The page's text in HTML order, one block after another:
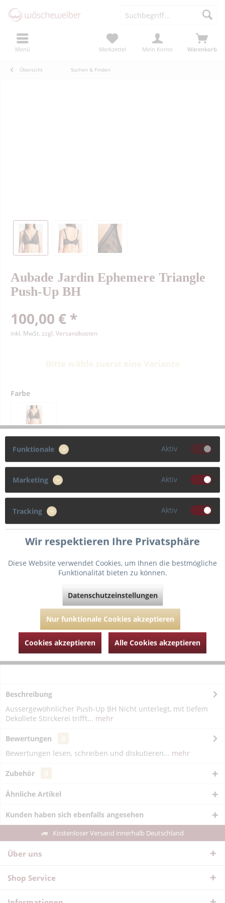
Menü Warenkorb
Merkzettel Mein Konto
Übersicht Suchen & Finden
Aubade Jardin Ephemere Triangle
Push-Up BH
100,00 € *
inkl. MwSt. zzgl. Versandkosten
Farbe
70 75 80 85
Cup
F
In denWarenkorb
Fragen zum Artikel?
Artikel-Nr.: AUBPC12-02-schwarz-70-D
Beschreibung
Aussergewöhnlicher Push-Up BH Nicht unterlegt, mit tiefem
Dekollete Stirckerei trifft... mehr
Bewertungen
Bewertungen lesen, schreiben und diskutieren... mehr
Zubehör
Ähnliche Artikel
Kunden haben sich ebenfalls angesehen
Kostenloser Versand innerhalb Deutschland
Über uns
Shop Service
Funktionale Aktiv
Marketing Aktiv
Tracking Aktiv
Wir respektieren Ihre Privatsphäre
Diese Website verwendet Cookies, um Ihnen die bestmögliche
Funktionalität bieten zu können.
Datenschutzeinstellungen
Nur funktionale Cookies akzeptieren
Cookies akzeptieren Alle Cookies akzeptieren